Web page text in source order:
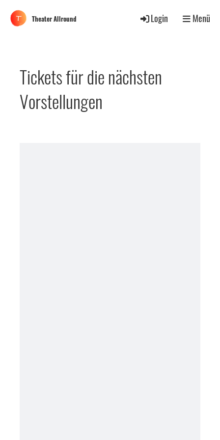
Theater Allround Login Menü
Tickets für die nächsten
Vorstellungen